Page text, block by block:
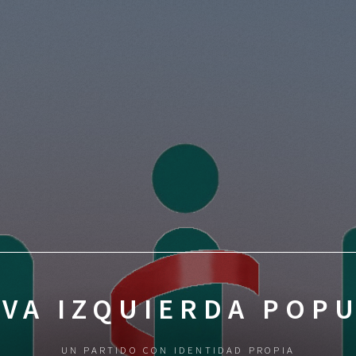
IZQUIERDA
UN PARTIDO CON IDENTIDAD PROPIA